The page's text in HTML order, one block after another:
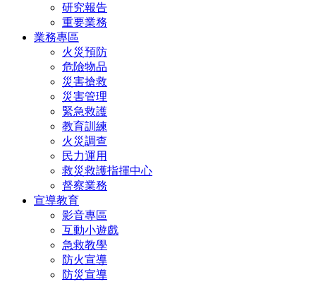
研究報告
重要業務
業務專區
火災預防
危險物品
災害搶救
災害管理
緊急救護
教育訓練
火災調查
民力運用
救災救護指揮中心
督察業務
宣導教育
影音專區
互動小遊戲
急救教學
防火宣導
防災宣導